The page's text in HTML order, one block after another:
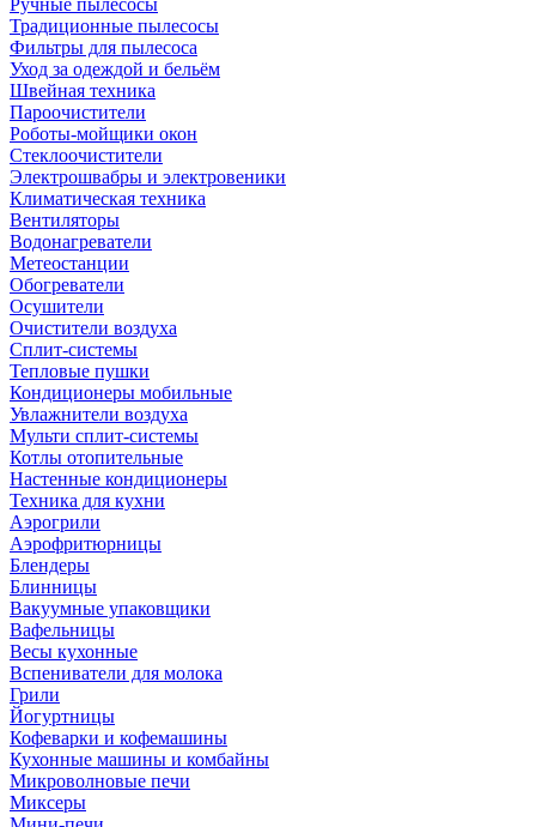
Ручные пылесосы
Традиционные пылесосы
Фильтры для пылесоса
Уход за одеждой и бельём
Швейная техника
Пароочистители
Роботы-мойщики окон
Стеклоочистители
Электрошвабры и электровеники
Климатическая техника
Вентиляторы
Водонагреватели
Метеостанции
Обогреватели
Осушители
Очистители воздуха
Сплит-системы
Тепловые пушки
Кондиционеры мобильные
Увлажнители воздуха
Мульти сплит-системы
Котлы отопительные
Настенные кондиционеры
Техника для кухни
Аэрогрили
Аэрофритюрницы
Блендеры
Блинницы
Вакуумные упаковщики
Вафельницы
Весы кухонные
Вспениватели для молока
Грили
Йогуртницы
Кофеварки и кофемашины
Кухонные машины и комбайны
Микроволновые печи
Миксеры